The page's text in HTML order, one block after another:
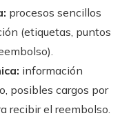
procesos sencillos
(etiquetas, puntos
información
posibles cargos por
recibir el reembolso.